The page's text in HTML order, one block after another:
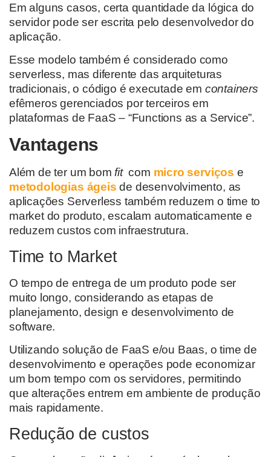
Em alguns casos, certa quantidade da lógica do
servidor pode ser escrita pelo desenvolvedor do
aplicação.
Esse modelo também é considerado como
serverless, mas diferente das arquiteturas
tradicionais, o código é executade em containers
efêmeros gerenciados por terceiros em
plataformas de FaaS – “Functions as a Service”.
Vantagens
Além de ter um bomfit com micro serviços e
metodologias ágeis de desenvolvimento, as
aplicações Serverless também reduzem o time to
market do produto, escalam automaticamente e
reduzem custos com infraestrutura.
Time to Market
O tempo de entrega de um produto pode ser
muito longo, considerando as etapas de
planejamento, design e desenvolvimento de
software.
Utilizando solução de FaaS e/ou Baas, o time de
desenvolvimento e operações pode economizar
um bom tempo com os servidores, permitindo
que alterações entrem em ambiente de produção
mais rapidamente.
Redução de custos